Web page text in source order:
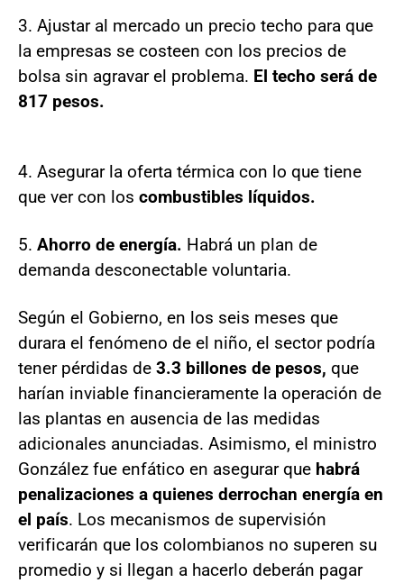
3. Ajustar al mercado un precio techo para que
la empresas se costeen con los precios de
bolsa sin agravar el problema. El techo será de
817 pesos.
4. Asegurar la oferta térmica con lo que tiene
que ver con los combustibles líquidos.
5. Ahorro de energía. Habrá un plan de
demanda desconectable voluntaria.
Según el Gobierno, en los seis meses que
durara el fenómeno de el niño, el sector podría
tener pérdidas de 3.3 billones de pesos, que
harían inviable financieramente la operación de
las plantas en ausencia de las medidas
adicionales anunciadas. Asimismo, el ministro
González fue enfático en asegurar que habrá
penalizaciones a quienes derrochan energía en
el país. Los mecanismos de supervisión
verificarán que los colombianos no superen su
promedio y si llegan a hacerlo deberán pagar